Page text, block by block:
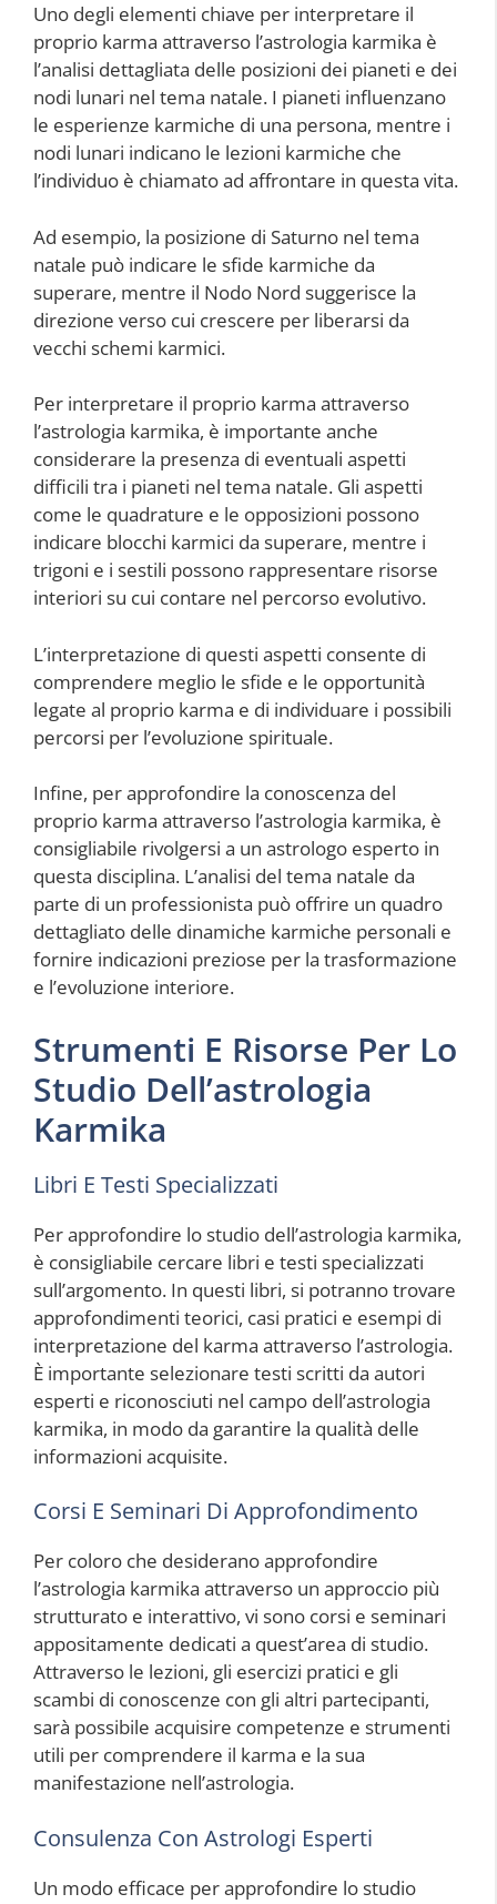
Uno degli elementi chiave per interpretare il
proprio karma attraverso l’astrologia karmika è
l’analisi dettagliata delle posizioni dei pianeti e dei
nodi lunari nel tema natale. I pianeti influenzano
le esperienze karmiche di una persona, mentre i
nodi lunari indicano le lezioni karmiche che
l’individuo è chiamato ad affrontare in questa vita.
Ad esempio, la posizione di Saturno nel tema
natale può indicare le sfide karmiche da
superare, mentre il Nodo Nord suggerisce la
direzione verso cui crescere per liberarsi da
vecchi schemi karmici.
Per interpretare il proprio karma attraverso
l’astrologia karmika, è importante anche
considerare la presenza di eventuali aspetti
difficili tra i pianeti nel tema natale. Gli aspetti
come le quadrature e le opposizioni possono
indicare blocchi karmici da superare, mentre i
trigoni e i sestili possono rappresentare risorse
interiori su cui contare nel percorso evolutivo.
L’interpretazione di questi aspetti consente di
comprendere meglio le sfide e le opportunità
legate al proprio karma e di individuare i possibili
percorsi per l’evoluzione spirituale.
Infine, per approfondire la conoscenza del
proprio karma attraverso l’astrologia karmika, è
consigliabile rivolgersi a un astrologo esperto in
questa disciplina. L’analisi del tema natale da
parte di un professionista può offrire un quadro
dettagliato delle dinamiche karmiche personali e
fornire indicazioni preziose per la trasformazione
e l’evoluzione interiore.
Strumenti E Risorse Per Lo
Studio Dell’astrologia
Karmika
Libri E Testi Specializzati
Per approfondire lo studio dell’astrologia karmika,
è consigliabile cercare libri e testi specializzati
sull’argomento. In questi libri, si potranno trovare
approfondimenti teorici, casi pratici e esempi di
interpretazione del karma attraverso l’astrologia.
È importante selezionare testi scritti da autori
esperti e riconosciuti nel campo dell’astrologia
karmika, in modo da garantire la qualità delle
informazioni acquisite.
Corsi E Seminari Di Approfondimento
Per coloro che desiderano approfondire
l’astrologia karmika attraverso un approccio più
strutturato e interattivo, vi sono corsi e seminari
appositamente dedicati a quest’area di studio.
Attraverso le lezioni, gli esercizi pratici e gli
scambi di conoscenze con gli altri partecipanti,
sarà possibile acquisire competenze e strumenti
utili per comprendere il karma e la sua
manifestazione nell’astrologia.
Consulenza Con Astrologi Esperti
Un modo efficace per approfondire lo studio